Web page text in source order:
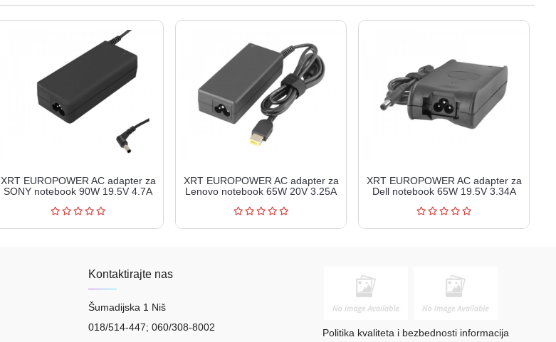
XRT EUROPOWER AC adapter za
SONY notebook 90W 19.5V 4.7A
XRT EUROPOWER AC adapter za
Lenovo notebook 65W 20V 3.25A
XRT EUROPOWER AC adapter za
Dell notebook 65W 19.5V 3.34A
Kontaktirajte nas
Šumadijska 1 Niš
018/514-447; 060/308-8002
Politika kvaliteta i bezbednosti informacija